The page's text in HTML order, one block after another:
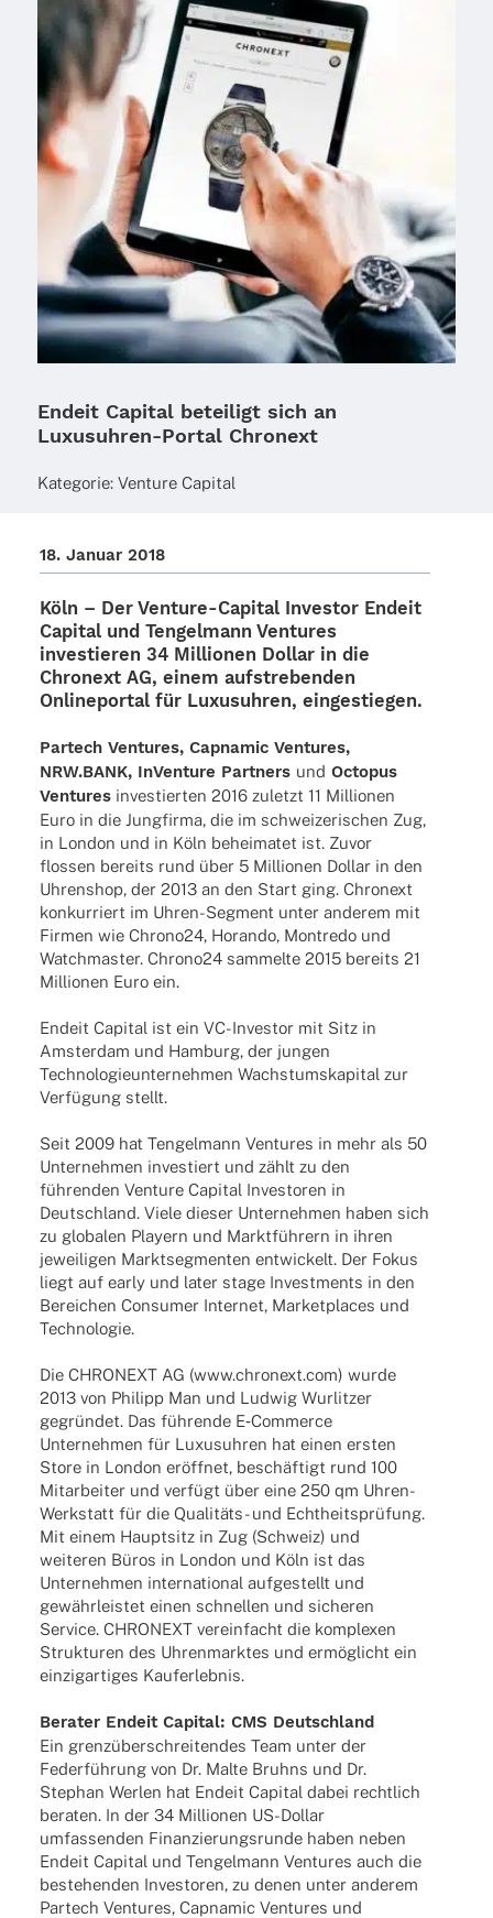
Endeit Capital beteiligt sich an
Luxusuhren-Portal Chronext
Kate­go­rie:Venture Capi­tal
18. Januar 2018
Köln – Der Venture-Capi­­tal Inves­tor Endeit
Capi­tal und Tengel­mann Ventures
inves­tie­ren 34 Millio­nen Dollarin die
Chron­ext AG, einem aufstre­ben­den
Online­por­tal für Luxus­uh­ren, eingestiegen.
Partech Ventures, Capna­mic Ventures,
NRW.BANK, InVen­ture Part­ners und Octo­pus
Venturesinves­tier­ten 2016 zuletzt 11 Millio­nen
Euro in die Jung­firma, die im schwei­ze­ri­schen Zug,
in London und in Köln behei­ma­tet ist. Zuvor
flos­sen bereits rund über 5 Millio­nen Dollar in den
Uhren­shop, der 2013 an den Start ging. Chron­ext
konkur­riert im Uhren-Segment unter ande­rem mit
Firmen wie Chrono24, Horando, Mont­redo und
Watch­mas­ter. Chrono24 sammelte 2015 bereits 21
Millio­nen Euro ein.
Endeit Capi­tal ist ein VC-Inves­­tor mit Sitz in
Amster­dam und Hamburg, der jungen
Tech­no­lo­gie­un­ter­neh­men Wachs­tums­ka­pi­tal zur
Verfü­gung stellt.
Seit 2009 hat Tengel­mann Ventures in mehr als 50
Unter­neh­men inves­tiert und zählt zu den
führen­den Venture Capi­tal Inves­to­ren in
Deutsch­land. Viele dieser Unter­neh­men haben sich
zu globa­len Play­ern und Markt­füh­rern in ihren
jewei­li­gen Markt­seg­men­ten entwi­ckelt. Der Fokus
liegt auf early und later stage Invest­ments in den
Berei­chen Consu­mer Inter­net, Market­places und
Technologie.
Die CHRONEXT AG (www.chronext.com) wurde
2013 von Phil­ipp Man und Ludwig Wurlit­zer
gegrün­det. Das führende E‑Commerce
Unter­neh­men für Luxus­uh­ren hat einen ersten
Store in London eröff­net, beschäf­tigt rund 100
Mitar­bei­ter und verfügt über eine 250 qm Uhren-
Werk­statt für die Quali­­täts- und Echt­heits­prü­fung.
Mit einem Haupt­sitz in Zug (Schweiz) und
weite­ren Büros in London und Köln ist das
Unter­neh­men inter­na­tio­nal aufge­stellt und
gewähr­leis­tet einen schnel­len und siche­ren
Service. CHRONEXT verein­facht die komple­xen
Struk­tu­ren des Uhren­mark­tes und ermög­licht ein
einzig­ar­ti­ges Kauferlebnis.
Bera­ter Endeit Capi­tal: CMS Deutschland
Ein grenz­über­schrei­ten­des Team unter der
Feder­füh­rung von Dr. Malte Bruhns und Dr.
Stephan Werlen hat Endeit Capi­tal dabei recht­lich
bera­ten. In der 34 Millio­nen US-Dollar
umfas­sen­den Finan­zie­rungs­runde haben neben
Endeit Capi­tal und Tengel­mann Ventures auch die
bestehen­den Inves­to­ren, zu denen unter ande­rem
Partech Ventures, Capna­mic Ventures und